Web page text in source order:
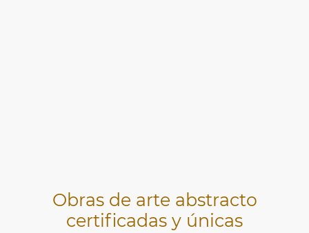
Obras de arte abstracto
certificadas y únicas